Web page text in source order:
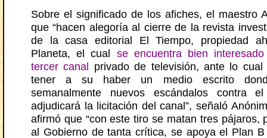
Sobre el significado de los afiches, el maestro
que “hacen alegoría al cierre de la revista
de la casa editorial El Tiempo, propiedad
Planeta, el cual se encuentra bien
tercer canal privado de televisión, ante lo
tener a su haber un medio escrito
semanalmente nuevos escándalos contra
adjudicará la licitación del canal”, señaló
afirmó que “con este tiro se matan tres pájaros,
al Gobierno de tanta crítica, se apoya el Plan